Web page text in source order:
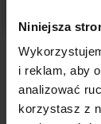
Niniejsza
i reklam, aby
analizować
korzystasz z
Więcej
60% (G4)